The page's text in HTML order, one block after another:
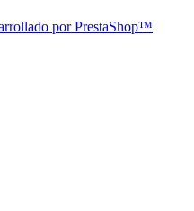
por PrestaShop™